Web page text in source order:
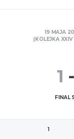
19 MAJA
(KOLEJKA
1 -
FINAL
1